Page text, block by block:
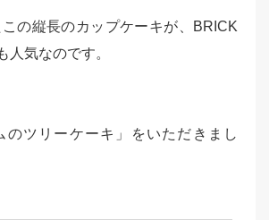
の縦長のカップケーキが、BRICK
人気なのです。
のツリーケーキ」をいただきまし